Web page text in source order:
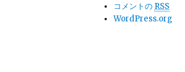
コメントの RSS
WordPress.org